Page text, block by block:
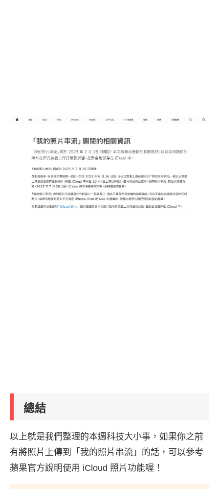
總結
以上就是我們整理的本週科技大小事，如果你之前
有將照片上傳到「我的照片串流」的話，可以參考
蘋果官方說明使用 iCloud 照片功能喔！